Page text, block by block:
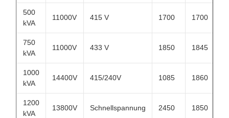
500
kVA
11000V 415 V 1700 1700
750
kVA
11000V 433 V 1850 1845
1000
kVA
14400V 415/240V 1085 1860
1200
kVA
13800V Schnellspannung 2450 1850